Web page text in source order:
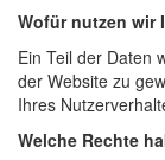
Wofür nutzen wir
Ein Teil der Daten
der Website zu
Ihres
Welche Rechte